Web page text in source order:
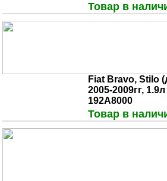
Товар в
Fiat Bravo, Stilo
2005-2009гг,
192A8000
Товар в